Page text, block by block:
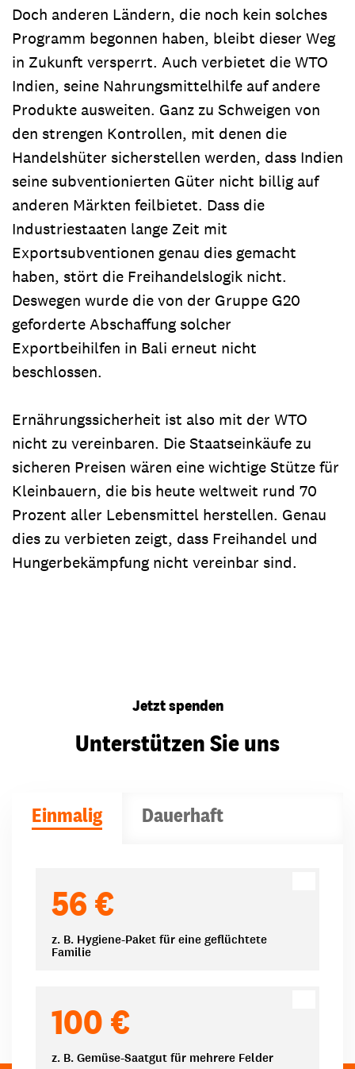
Doch anderen Ländern, die noch kein solches
Programm begonnen haben, bleibt dieser Weg
in Zukunft versperrt. Auch verbietet die WTO
Indien, seine Nahrungsmittelhilfe auf andere
Produkte ausweiten. Ganz zu Schweigen von
den strengen Kontrollen, mit denen die
Handelshüter sicherstellen werden, dass Indien
seine subventionierten Güter nicht billig auf
anderen Märkten feilbietet. Dass die
Industriestaaten lange Zeit mit
Exportsubventionen genau dies gemacht
haben, stört die Freihandelslogik nicht.
Deswegen wurde die von der Gruppe G20
geforderte Abschaffung solcher
Exportbeihilfen in Bali erneut nicht
beschlossen.
Ernährungssicherheit ist also mit der WTO
nicht zu vereinbaren. Die Staatseinkäufe zu
sicheren Preisen wären eine wichtige Stütze für
Kleinbauern, die bis heute weltweit rund 70
Prozent aller Lebensmittel herstellen. Genau
dies zu verbieten zeigt, dass Freihandel und
Hungerbekämpfung nicht vereinbar sind.
Jetzt spenden
Unterstützen Sie uns
Einmalig Dauerhaft
56 €
z. B. Hygiene-Paket für eine geflüchtete
Familie
100 €
z. B. Gemüse-Saatgut für mehrere Felder